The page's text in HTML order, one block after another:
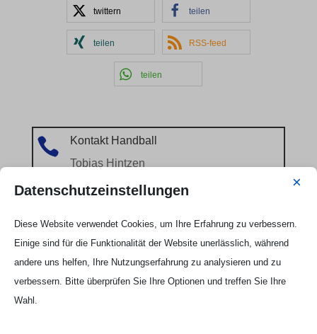
twittern teilen
teilen RSS-feed
teilen

Kontakt Handball
Tobias Hintzen
Mobil: 0177 2703058
Tobias Hintzen
Datenschutzeinstellungen ×
Diese Website verwendet Cookies, um Ihre Erfahrung zu verbessern.
Einige sind für die Funktionalität der Website unerlässlich, während
andere uns helfen, Ihre Nutzungserfahrung zu analysieren und zu
verbessern. Bitte überprüfen Sie Ihre Optionen und treffen Sie Ihre
Wahl.